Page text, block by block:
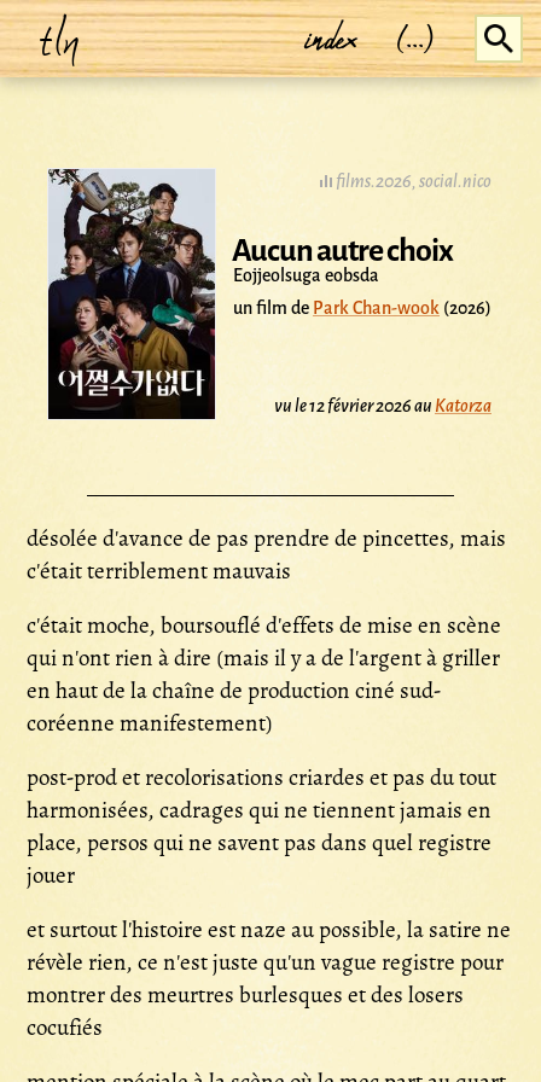
tln index (...)
films.2026, social.nico
Aucun autre choix
Eojjeolsuga eobsda
un film de Park Chan-wook (2026)
vu le 12 février 2026 au Katorza
désolée d'avance de pas prendre de pincettes, mais
c'était terriblement mauvais
c'était moche, boursouflé d'effets de mise en scène
qui n'ont rien à dire (mais il y a de l'argent à griller
en haut de la chaîne de production ciné sud-
coréenne manifestement)
post-prod et recolorisations criardes et pas du tout
harmonisées, cadrages qui ne tiennent jamais en
place, persos qui ne savent pas dans quel registre
jouer
et surtout l'histoire est naze au possible, la satire ne
révèle rien, ce n'est juste qu'un vague registre pour
montrer des meurtres burlesques et des losers
cocufiés